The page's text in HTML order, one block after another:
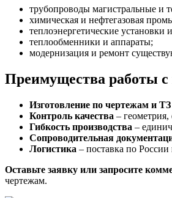
трубопроводы магистральные и
химическая и нефтегазовая
теплоэнергетические установки
теплообменники и аппараты;
модернизация и ремонт
Преимущества работы
Изготовление по чертежам и ТЗ
Контроль качества – геометрия,
Гибкость производства –
Сопроводительная
Логистика – поставка по
Оставьте заявку или запросите
чертежам.